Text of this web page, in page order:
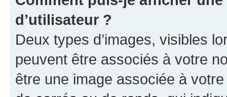
d’utilisateur ?
Deux types d’images, visibles
peuvent être associés à votre
être une image associée à